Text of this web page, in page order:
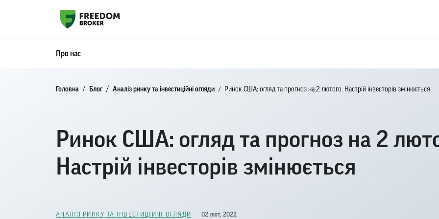
Про нас
Головна Блог Аналіз ринку та інвестиційні огляди Ринок США: огляд та прогноз на 2 лютого. Настрій інвесторів змінюється
Ринок США: огляд та прогноз на 2
Настрій інвесторів змінюється
АНАЛІЗ РИНКУ ТА ІНВЕСТИЦІЙНІ ОГЛЯДИ 02 лют, 2022